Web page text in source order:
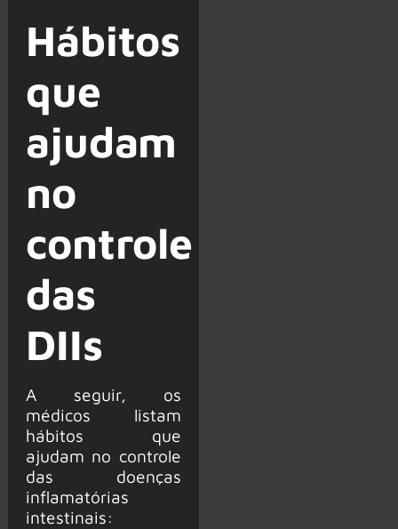
Hábitos
que
ajudam
no
controle
das
DIIs
A seguir, os
médicos listam
hábitos que
ajudam no controle
das doenças
inflamatórias
intestinais: